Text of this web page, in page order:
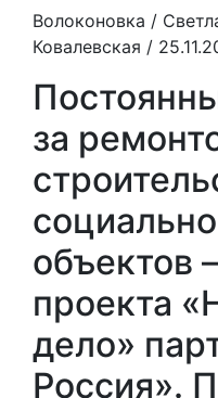
Волоконовка /
Ковалевская /
за
объектов
проекта
дело»
Россия».